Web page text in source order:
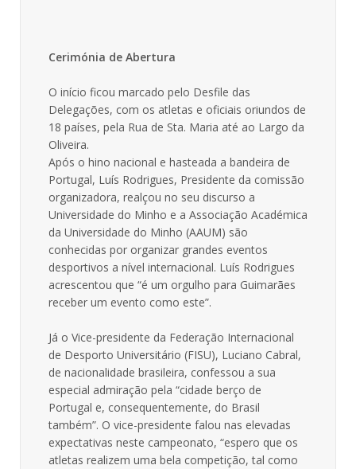
Cerimónia de Abertura
O início ficou marcado pelo Desfile das
Delegações, com os atletas e oficiais oriundos de
18 países, pela Rua de Sta. Maria até ao Largo da
Oliveira.
Após o hino nacional e hasteada a bandeira de
Portugal, Luís Rodrigues, Presidente da comissão
organizadora, realçou no seu discurso a
Universidade do Minho e a Associação Académica
da Universidade do Minho (AAUM) são
conhecidas por organizar grandes eventos
desportivos a nível internacional. Luís Rodrigues
acrescentou que “é um orgulho para Guimarães
receber um evento como este”.
Já o Vice-presidente da Federação Internacional
de Desporto Universitário (FISU), Luciano Cabral,
de nacionalidade brasileira, confessou a sua
especial admiração pela “cidade berço de
Portugal e, consequentemente, do Brasil
também”. O vice-presidente falou nas elevadas
expectativas neste campeonato, “espero que os
atletas realizem uma bela competição, tal como